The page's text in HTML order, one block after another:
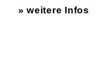
» weitere Infos